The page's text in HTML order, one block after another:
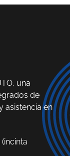
una
de
asistencia en